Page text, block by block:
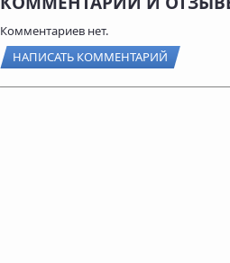
Комментариев нет.
НАПИСАТЬ КОММЕНТАРИЙ